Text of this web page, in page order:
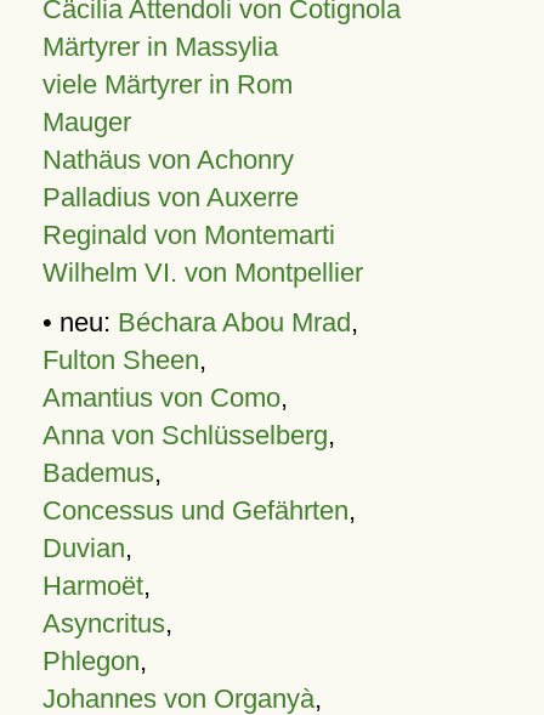
Cäcilia Attendoli von Cotignola
Märtyrer in Massylia
viele Märtyrer in Rom
Mauger
Nathäus von Achonry
Palladius von Auxerre
Reginald von Montemarti
Wilhelm VI. von Montpellier
• neu: Béchara Abou Mrad,
Fulton Sheen,
Amantius von Como,
Anna von Schlüsselberg,
Bademus,
Concessus und Gefährten,
Duvian,
Harmoët,
Asyncritus,
Phlegon,
Johannes von Organyà,